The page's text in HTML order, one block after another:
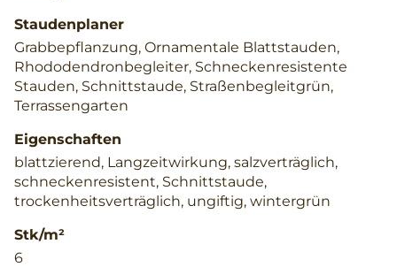
Staudenplaner
Grabbepflanzung, Ornamentale Blattstauden,
Rhododendronbegleiter, Schneckenresistente
Stauden, Schnittstaude, Straßenbegleitgrün,
Terrassengarten
Eigenschaften
blattzierend, Langzeitwirkung, salzverträglich,
schneckenresistent, Schnittstaude,
trockenheitsverträglich, ungiftig, wintergrün
Stk/m²
6